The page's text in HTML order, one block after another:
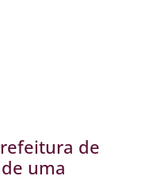
de
uma